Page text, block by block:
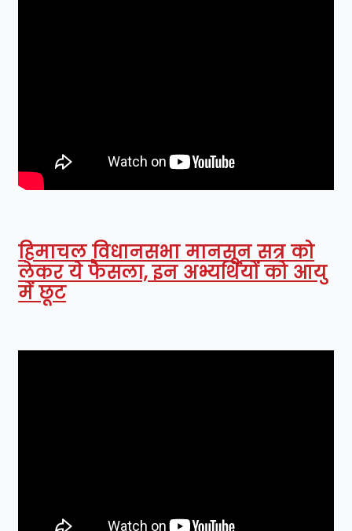
हिमाचल विधानसभा मानसून सत्र को
लेकर ये फैसला, इन अभ्यर्थियों को आयु
में छूट